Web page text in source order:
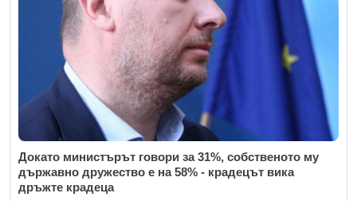
Докато министърът говори за 31%, собственото му
държавно дружество е на 58% - крадецът вика
дръжте крадеца